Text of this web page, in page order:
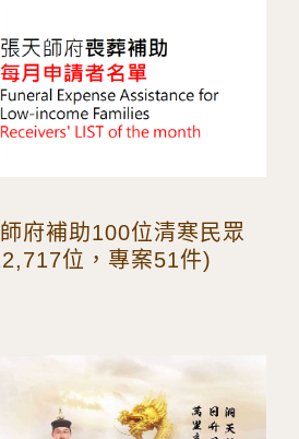
府補助100位清寒民眾
位，專案51件)